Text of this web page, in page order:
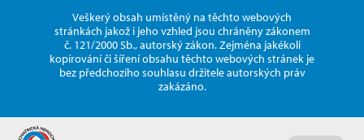
Veškerý obsah umístěný na těchto webových
stránkách jakož i jeho vzhled jsou chráněny zákonem
č. 121/2000 Sb., autorský zákon. Zejména jakékoli
kopírování či šíření obsahu těchto webových stránek je
bez předchozího souhlasu držitele autorských práv
zakázáno.